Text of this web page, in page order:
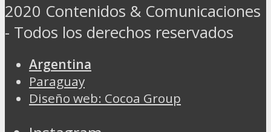
2020 Contenidos & Comunicaciones
- Todos los derechos reservados
Argentina
Paraguay
Diseño web: Cocoa Group